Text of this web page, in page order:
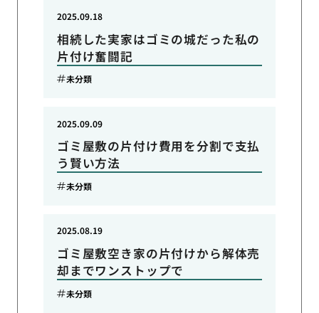
相続した実家はゴミの城だった私の
片付け奮闘記
2025.09.18
未分類
ゴミ屋敷の片付け費用を分割で支払
う賢い方法
2025.09.09
未分類
ゴミ屋敷空き家の片付けから解体売
却までワンストップで
2025.08.19
未分類